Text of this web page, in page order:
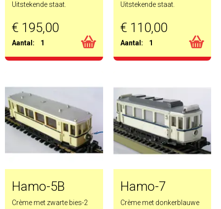
Uitstekende staat.
€ 195,00
Aantal: 1
Uitstekende staat.
€ 110,00
Aantal: 1
Hamo-5B
Crème met zwarte bies-2
Hamo-7
Crème met donkerblauwe